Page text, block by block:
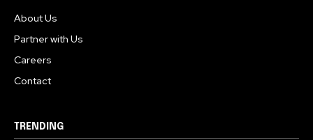
About Us
Partner with Us
Careers
Contact
TRENDING